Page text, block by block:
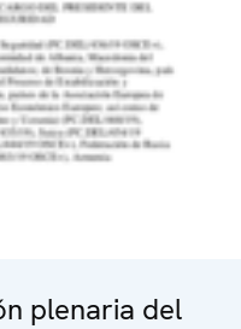
plenaria del